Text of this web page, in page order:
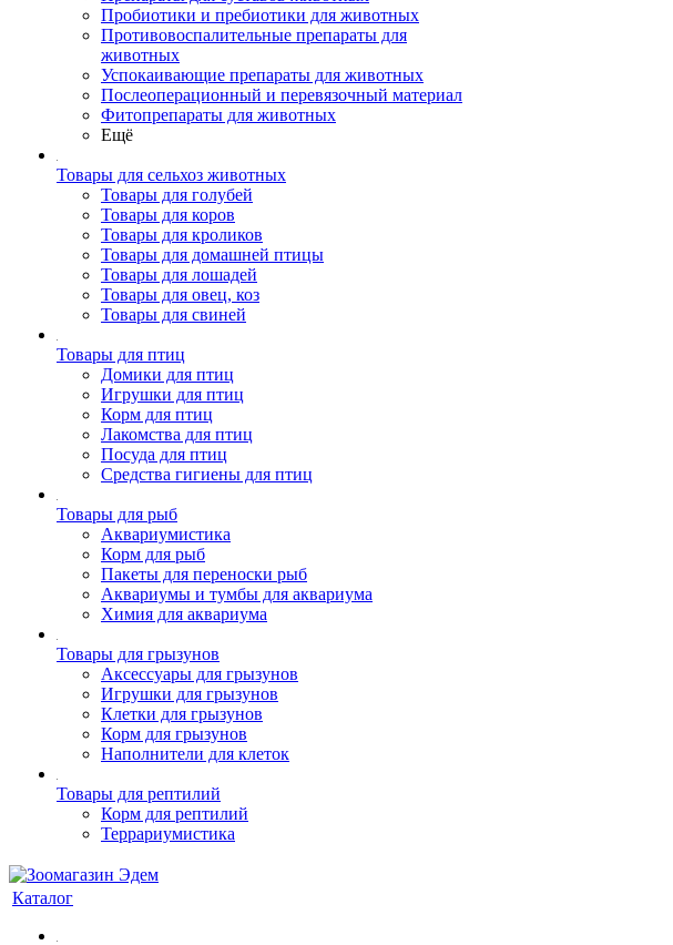
Пробиотики и пребиотики для животных
Противовоспалительные препараты для
животных
Успокаивающие препараты для животных
Послеоперационный и перевязочный материал
Фитопрепараты для животных
Ещё
Товары для сельхоз животных
Товары для голубей
Товары для коров
Товары для кроликов
Товары для домашней птицы
Товары для лошадей
Товары для овец, коз
Товары для свиней
Товары для птиц
Домики для птиц
Игрушки для птиц
Корм для птиц
Лакомства для птиц
Посуда для птиц
Средства гигиены для птиц
Товары для рыб
Аквариумистика
Корм для рыб
Пакеты для переноски рыб
Аквариумы и тумбы для аквариума
Химия для аквариума
Товары для грызунов
Аксессуары для грызунов
Игрушки для грызунов
Клетки для грызунов
Корм для грызунов
Наполнители для клеток
Товары для рептилий
Корм для рептилий
Террариумистика
Каталог